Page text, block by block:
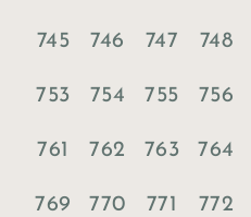
745 746 747 748
753 754 755 756
761 762 763 764
769 770 771 772